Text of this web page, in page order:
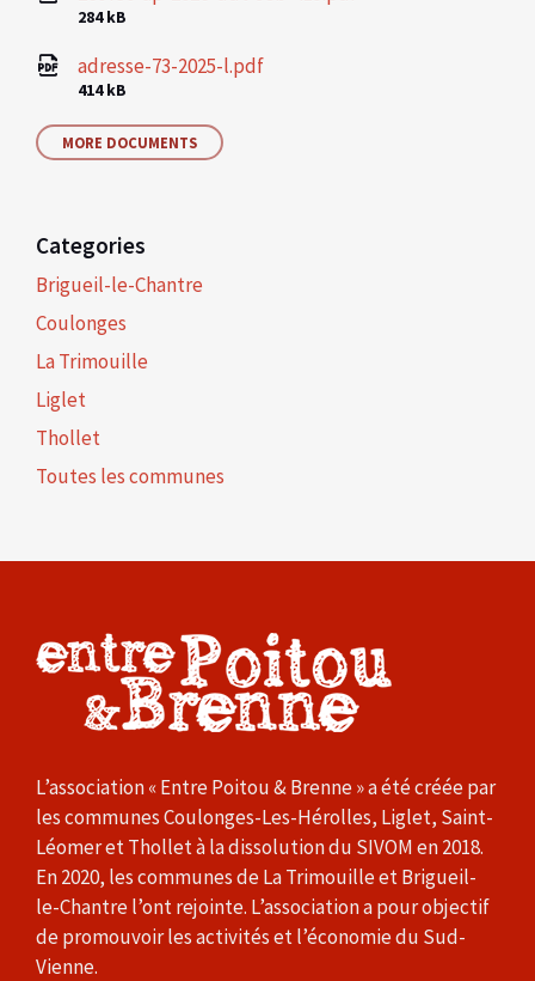
File
284 kB
adresse-73-2025-l.pdf
File
414 kB
MORE DOCUMENTS
Categories
Brigueil-le-Chantre
Coulonges
La Trimouille
Liglet
Thollet
Toutes les communes
L’association « Entre Poitou & Brenne » a été créée par
les communes Coulonges-Les-Hérolles, Liglet, Saint-
Léomer et Thollet à la dissolution du SIVOM en 2018.
En 2020, les communes de La Trimouille et Brigueil-
le-Chantre l’ont rejointe. L’association a pour objectif
de promouvoir les activités et l’économie du Sud-
Vienne.